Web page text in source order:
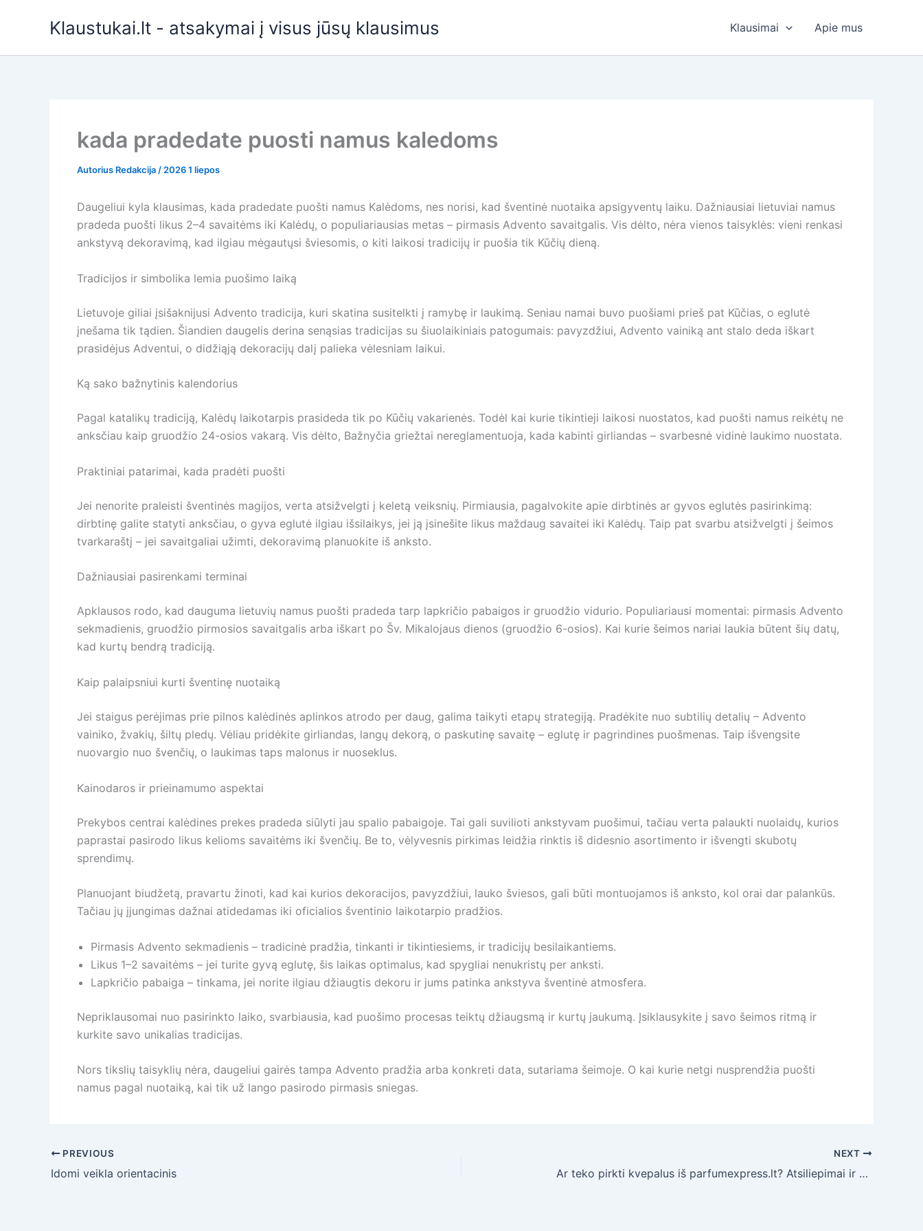
Klaustukai.lt - atsakymai į visus jūsų klausimus Klausimai Apie mus
kada pradedate puosti namus kaledoms
Autorius Redakcija / 2026 1 liepos
Daugeliui kyla klausimas, kada pradedate puošti namus Kalėdoms, nes norisi, kad šventinė nuotaika apsigyventų laiku. Dažniausiai lietuviai namus
pradeda puošti likus 2–4 savaitėms iki Kalėdų, o populiariausias metas – pirmasis Advento savaitgalis. Vis dėlto, nėra vienos taisyklės: vieni renkasi
ankstyvą dekoravimą, kad ilgiau mėgautųsi šviesomis, o kiti laikosi tradicijų ir puošia tik Kūčių dieną.
Tradicijos ir simbolika lemia puošimo laiką
Lietuvoje giliai įsišaknijusi Advento tradicija, kuri skatina susitelkti į ramybę ir laukimą. Seniau namai buvo puošiami prieš pat Kūčias, o eglutė
įnešama tik tądien. Šiandien daugelis derina senąsias tradicijas su šiuolaikiniais patogumais: pavyzdžiui, Advento vainiką ant stalo deda iškart
prasidėjus Adventui, o didžiąją dekoracijų dalį palieka vėlesniam laikui.
Ką sako bažnytinis kalendorius
Pagal katalikų tradiciją, Kalėdų laikotarpis prasideda tik po Kūčių vakarienės. Todėl kai kurie tikintieji laikosi nuostatos, kad puošti namus reikėtų ne
anksčiau kaip gruodžio 24-osios vakarą. Vis dėlto, Bažnyčia griežtai nereglamentuoja, kada kabinti girliandas – svarbesnė vidinė laukimo nuostata.
Praktiniai patarimai, kada pradėti puošti
Jei nenorite praleisti šventinės magijos, verta atsižvelgti į keletą veiksnių. Pirmiausia, pagalvokite apie dirbtinės ar gyvos eglutės pasirinkimą:
dirbtinę galite statyti anksčiau, o gyva eglutė ilgiau išsilaikys, jei ją įsinešite likus maždaug savaitei iki Kalėdų. Taip pat svarbu atsižvelgti į šeimos
tvarkaraštį – jei savaitgaliai užimti, dekoravimą planuokite iš anksto.
Dažniausiai pasirenkami terminai
Apklausos rodo, kad dauguma lietuvių namus puošti pradeda tarp lapkričio pabaigos ir gruodžio vidurio. Populiariausi momentai: pirmasis Advento
sekmadienis, gruodžio pirmosios savaitgalis arba iškart po Šv. Mikalojaus dienos (gruodžio 6-osios). Kai kurie šeimos nariai laukia būtent šių datų,
kad kurtų bendrą tradiciją.
Kaip palaipsniui kurti šventinę nuotaiką
Jei staigus perėjimas prie pilnos kalėdinės aplinkos atrodo per daug, galima taikyti etapų strategiją. Pradėkite nuo subtilių detalių – Advento
vainiko, žvakių, šiltų pledų. Vėliau pridėkite girliandas, langų dekorą, o paskutinę savaitę – eglutę ir pagrindines puošmenas. Taip išvengsite
nuovargio nuo švenčių, o laukimas taps malonus ir nuoseklus.
Kainodaros ir prieinamumo aspektai
Prekybos centrai kalėdines prekes pradeda siūlyti jau spalio pabaigoje. Tai gali suvilioti ankstyvam puošimui, tačiau verta palaukti nuolaidų, kurios
paprastai pasirodo likus kelioms savaitėms iki švenčių. Be to, vėlyvesnis pirkimas leidžia rinktis iš didesnio asortimento ir išvengti skubotų
sprendimų.
Planuojant biudžetą, pravartu žinoti, kad kai kurios dekoracijos, pavyzdžiui, lauko šviesos, gali būti montuojamos iš anksto, kol orai dar palankūs.
Tačiau jų įjungimas dažnai atidedamas iki oficialios šventinio laikotarpio pradžios.
Pirmasis Advento sekmadienis – tradicinė pradžia, tinkanti ir tikintiesiems, ir tradicijų besilaikantiems.
Likus 1–2 savaitėms – jei turite gyvą eglutę, šis laikas optimalus, kad spygliai nenukristų per anksti.
Lapkričio pabaiga – tinkama, jei norite ilgiau džiaugtis dekoru ir jums patinka ankstyva šventinė atmosfera.
Nepriklausomai nuo pasirinkto laiko, svarbiausia, kad puošimo procesas teiktų džiaugsmą ir kurtų jaukumą. Įsiklausykite į savo šeimos ritmą ir
kurkite savo unikalias tradicijas.
Nors tikslių taisyklių nėra, daugeliui gairės tampa Advento pradžia arba konkreti data, sutariama šeimoje. O kai kurie netgi nusprendžia puošti
namus pagal nuotaiką, kai tik už lango pasirodo pirmasis sniegas.
PREVIOUS
Idomi veikla orientacinis
NEXT
Ar teko pirkti kvepalus iš parfumexpress.lt? Atsiliepimai ir patirtys